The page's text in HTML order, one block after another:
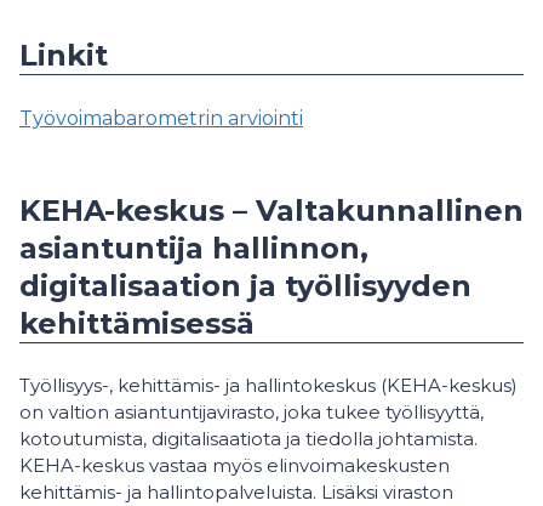
Linkit
Työvoimabarometrin arviointi
KEHA-keskus – Valtakunnallinen
asiantuntija hallinnon,
digitalisaation ja työllisyyden
kehittämisessä
Työllisyys-, kehittämis- ja hallintokeskus (KEHA-keskus)
on valtion asiantuntijavirasto, joka tukee työllisyyttä,
kotoutumista, digitalisaatiota ja tiedolla johtamista.
KEHA-keskus vastaa myös elinvoimakeskusten
kehittämis- ja hallintopalveluista. Lisäksi viraston